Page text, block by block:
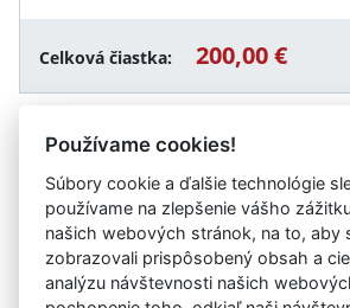
Celková čiastka: 200,00 €
Vystavil:Fakultná nemocnica s
Roosevelta Banská
Používame cookies!
Súbory cookie a ďalšie technológie
používame na zlepšenie vášho
našich webových stránok, na to, aby
zobrazovali prispôsobený obsah a
analýzu návštevnosti našich